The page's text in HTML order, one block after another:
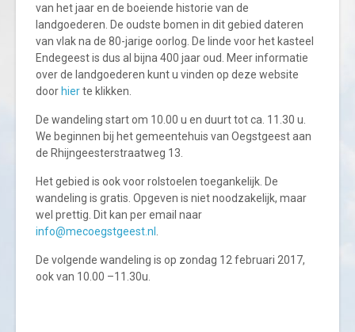
van het jaar en de boeiende historie van de
landgoederen. De oudste bomen in dit gebied dateren
van vlak na de 80-jarige oorlog. De linde voor het kasteel
Endegeest is dus al bijna 400 jaar oud. Meer informatie
over de landgoederen kunt u vinden op deze website
doorhierte klikken.
De wandeling start om 10.00 u en duurt tot ca. 11.30 u.
We beginnen bij het gemeentehuis van Oegstgeest aan
de Rhijngeesterstraatweg 13.
Het gebied is ook voor rolstoelen toegankelijk. De
wandeling is gratis. Opgeven is niet noodzakelijk, maar
wel prettig. Dit kan per email naar
info@mecoegstgeest.nl
De volgende wandeling is op zondag 12 februari 2017,
ook van 10.00 –11.30u.